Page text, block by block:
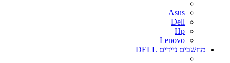
Asus
Dell
Hp
Lenovo
מחשבים ניידים DELL